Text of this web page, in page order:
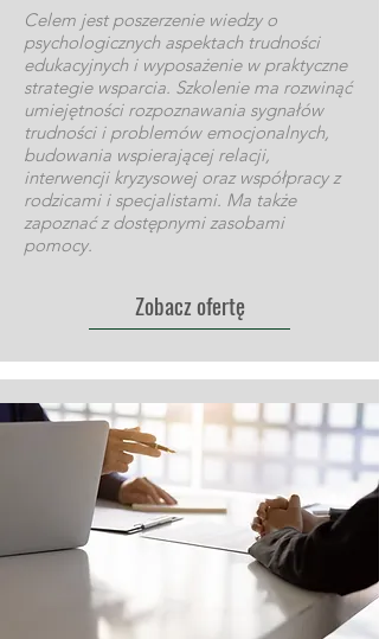
Celem jest poszerzenie wiedzy o
psychologicznych aspektach trudności
edukacyjnych i wyposażenie w praktyczne
strategie wsparcia. Szkolenie ma rozwinąć
umiejętności rozpoznawania sygnałów
trudności i problemów emocjonalnych,
budowania wspierającej relacji,
interwencji kryzysowej oraz współpracy z
rodzicami i specjalistami. Ma także
zapoznać z dostępnymi zasobami
pomocy.
Zobacz ofertę